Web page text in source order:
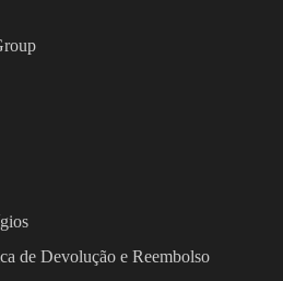
de Devolução e Reembolso